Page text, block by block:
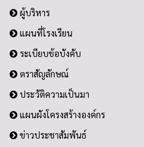
ผู้บริหาร
แผนที่โรงเรียน
ระเบียบข้อบังคับ
ตราสัญลักษณ์
ประวัติความเป็นมา
แผนผังโครงสร้างองค์กร
ข่าวประชาสัมพันธ์